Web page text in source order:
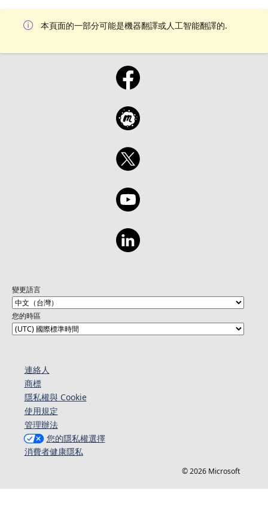
本頁面的一部分可能是機器翻譯或人工智能翻譯的.
變更語言
您的時區
連絡人​​
商標
隱私權與 Cookie
使用規定
管理辦法
您的隱私權選擇
消費者健康隱私
© 2026 Microsoft